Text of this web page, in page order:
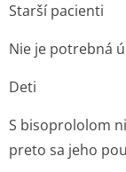
Starší pacienti
Nie je potrebná
Deti
S bisoprololom
preto sa jeho